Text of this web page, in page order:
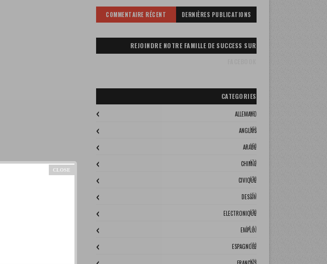
COMMENTAIRE RÉCENT
DERNIÈRES PUBLICATIONS
REJOINDRE NOTRE FAMILLE DE SUCCESS SUR
CATEGORIES
ALLEMAND
(2)
ANGLAIS
(6)
ARABE
(6)
CHIMIE
(7)
CIVIQUE
(3)
DESSIN
(5)
ELECTRONIQUE
(3)
EMPLOI
(44)
ESPAGNOLE
(1)
(2)